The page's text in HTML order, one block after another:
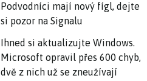
Podvodníci mají nový fígl, dejte
si pozor na Signalu
Ihned si aktualizujte Windows.
Microsoft opravil přes 600 chyb,
dvě z nich už se zneužívají